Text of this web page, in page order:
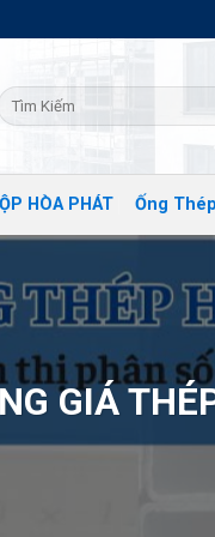
HÒA PHÁT Ống
GIÁ